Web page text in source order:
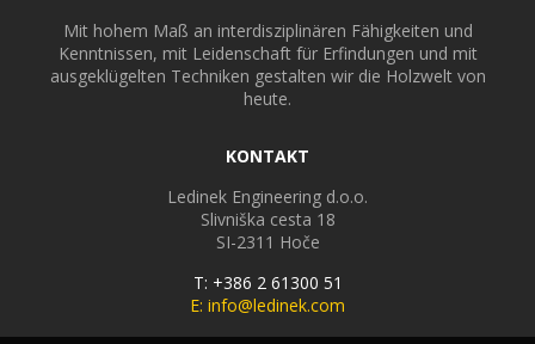
Mit hohem Maß an interdisziplinären Fähigkeiten und
Kenntnissen, mit Leidenschaft für Erfindungen und mit
ausgeklügelten Techniken gestalten wir die Holzwelt von
heute.
KONTAKT
Ledinek Engineering d.o.o.
Slivniška cesta 18
SI-2311 Hoče
T: +386 2 61300 51
E: info@ledinek.com